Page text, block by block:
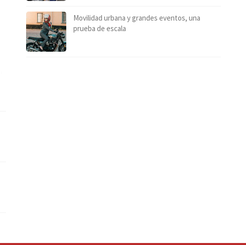
Movilidad urbana y grandes eventos, una
prueba de escala